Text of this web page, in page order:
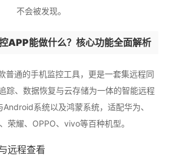
不会被发现。
APP能做什么？核心功能全面解析
普通的手机监控工具，更是一套集远程同
踪、数据恢复与云存储为一体的智能远程
系统以及鸿蒙系统，适配华为、
荣耀、OPPO、vivo等百种机型。
远程查看